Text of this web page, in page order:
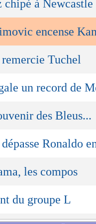
chipé à
encense
Tuchel
un record de
des Bleus...
Ronaldo
les compos
du groupe L